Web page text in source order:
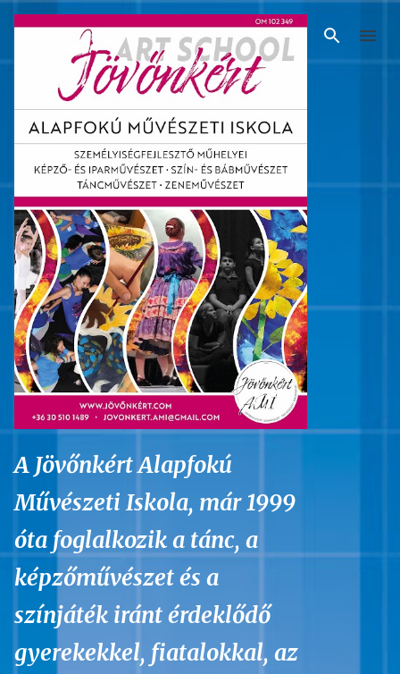
Ugrás a fő tartalomra
A Jövőnkért Alapfokú
Művészeti Iskola, már 1999
óta foglalkozik a tánc, a
képzőművészet és a
színjáték iránt érdeklődő
gyerekekkel, fiatalokkal, az